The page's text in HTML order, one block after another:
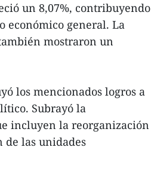
un 8,07%, contribuyendo
económico general. La
mostraron un
los mencionados logros a
Subrayó la
incluyen la reorganización
de las unidades